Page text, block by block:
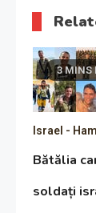
3 MINS
Israel -
Bătălia
soldați